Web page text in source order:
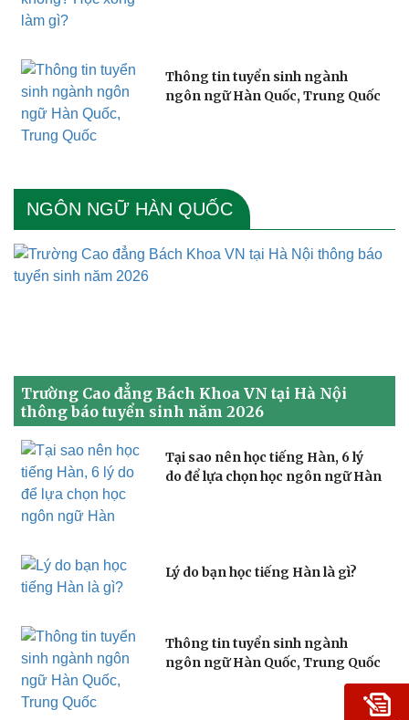
Thông tin tuyển sinh ngành
ngôn ngữ Hàn Quốc, Trung Quốc
NGÔN NGỮ HÀN QUỐC
Trường Cao đẳng Bách Khoa VN tại Hà Nội
thông báo tuyển sinh năm 2026
Tại sao nên học tiếng Hàn, 6 lý
do để lựa chọn học ngôn ngữ Hàn
Lý do bạn học tiếng Hàn là gì?
Thông tin tuyển sinh ngành
ngôn ngữ Hàn Quốc, Trung Quốc